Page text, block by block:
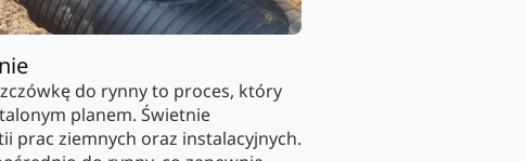
do rynny to proces, który
planem. Świetnie
prac ziemnych oraz instalacyjnych.